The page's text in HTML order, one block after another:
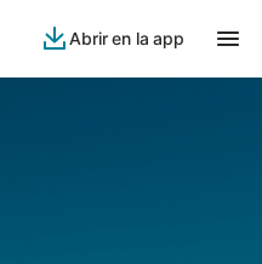
Abrir en la app